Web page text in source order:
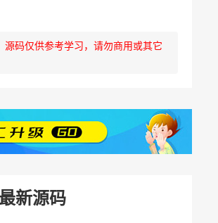
码仅供参考学习，请勿商用或其它
最新源码